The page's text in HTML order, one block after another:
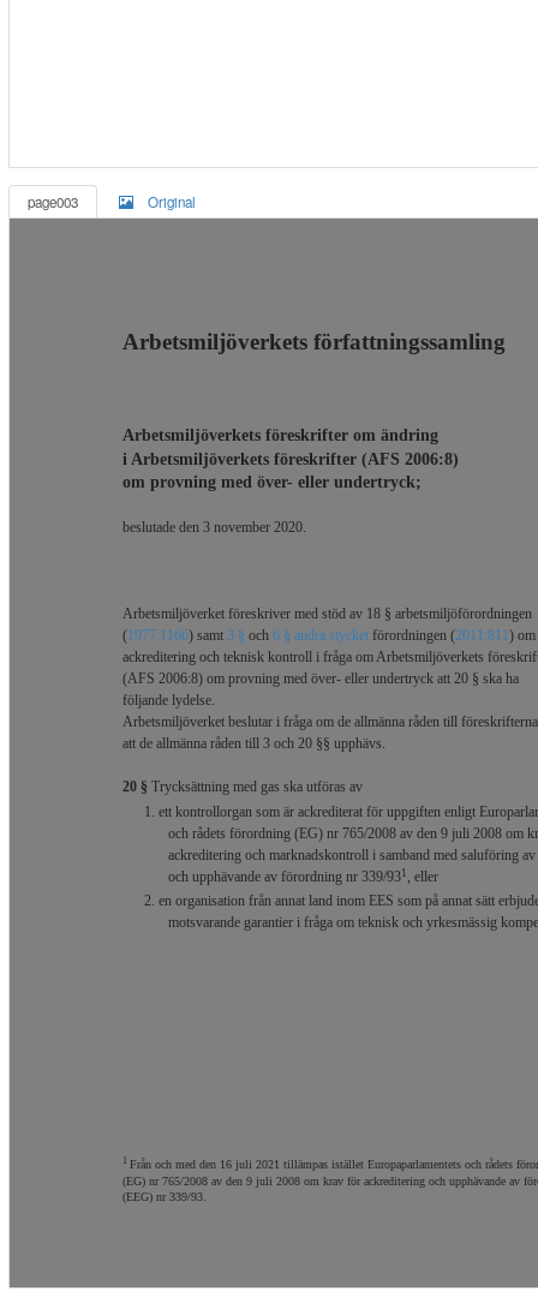
page003 Original
Arbetsmiljöverkets författningssamling
Arbetsmiljöverkets föreskrifter om ändring
i Arbetsmiljöverkets föreskrifter (AFS 2006:8)
om provning med över- eller undertryck;
beslutade den 3 november 2020.
Arbetsmiljöverket föreskriver med stöd av 18 § arbetsmiljöförordningen
(1977:1166) samt 3 § och 6 § andra stycket förordningen (2011:811) om
ackreditering och teknisk kontroll i fråga om Arbetsmiljöverkets
(AFS 2006:8) om provning med över- eller undertryck att 20 § ska ha
följande lydelse.
Arbetsmiljöverket beslutar i fråga om de allmänna råden till föreskrifterna
att de allmänna råden till 3 och 20 §§ upphävs.
20 § Trycksättning med gas ska utföras av
1. ett kontrollorgan som är ackrediterat för uppgiften enligt
och rådets förordning (EG) nr 765/2008 av den 9 juli 2008 om
ackreditering och marknadskontroll i samband med saluföring
och upphävande av förordning nr 339/931 , eller
2. en organisation från annat land inom EES som på annat sätt
motsvarande garantier i fråga om teknisk och yrkesmässig
1 Från och med den 16 juli 2021 tillämpas istället Europaparlamentets och rådets
(EG) nr 765/2008 av den 9 juli 2008 om krav för ackreditering och upphävande av
(EEG) nr 339/93.